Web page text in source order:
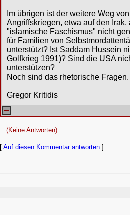
Im übrigen ist der weitere Weg
Angriffskriegen, etwa auf den
"islamische Faschismus" nicht
für Familien von
unterstützt? Ist Saddam Hussein
Golfkrieg 1991)? Sind die USA
unterstützen?
Noch sind das rhetorische
Gregor Kritidis
(Keine Antworten)
[ Auf diesen Kommentar antworten ]